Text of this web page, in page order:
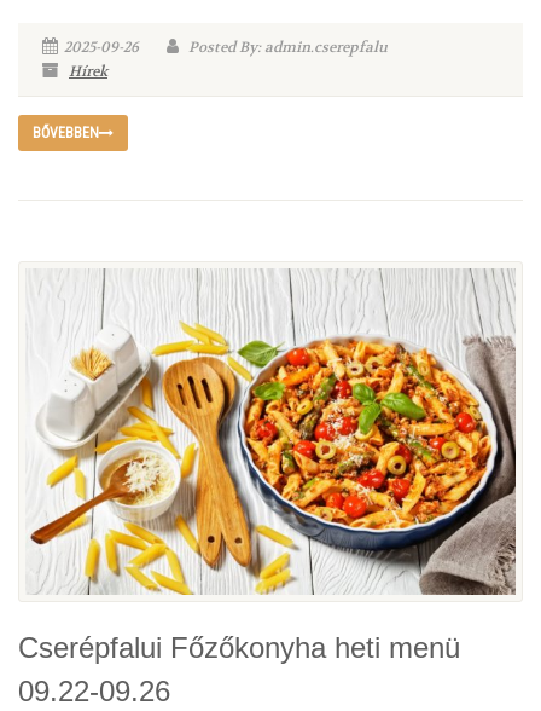
2025-09-26
Posted By: admin.cserepfalu
Hírek
BŐVEBBEN
Cserépfalui Főzőkonyha heti menü
09.22-09.26